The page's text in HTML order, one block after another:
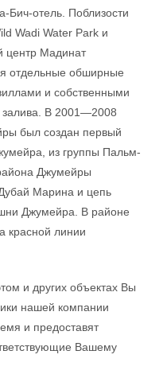
отель. Поблизости
Wadi Water Park и
центр Мадинат
отдельные обширные
и собственными
залива. В 2001—2008
был создан первый
из группы Пальм-
Джумейры
Марина и цепь
Джумейра. В районе
красной линии
и других объектах Вы
нашей компании
и предоставят
Вашему